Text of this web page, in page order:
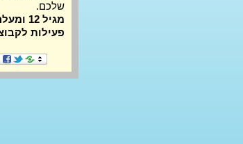
שלכם.
מגיל 12 ומעלה או בליווי הורים. דרושה שליטה סבירה באנגלית.
פעילות